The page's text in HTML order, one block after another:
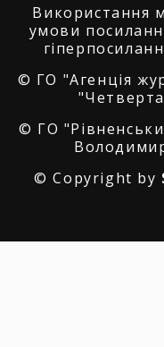
Використання
умови
© ГО "Агенція
© ГО
© Copyright by